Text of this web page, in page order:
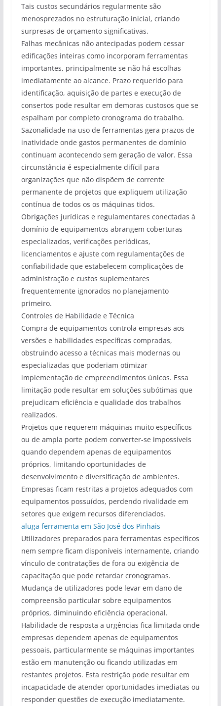
Tais custos secundários regularmente são
menosprezados no estruturação inicial, criando
surpresas de orçamento significativas.
Falhas mecânicas não antecipadas podem cessar
edificações inteiras como incorporam ferramentas
importantes, principalmente se não há escolhas
imediatamente ao alcance. Prazo requerido para
identificação, aquisição de partes e execução de
consertos pode resultar em demoras custosos que se
espalham por completo cronograma do trabalho.
Sazonalidade na uso de ferramentas gera prazos de
inatividade onde gastos permanentes de domínio
continuam acontecendo sem geração de valor. Essa
circunstância é especialmente difícil para
organizações que não dispõem de corrente
permanente de projetos que expliquem utilização
contínua de todos os os máquinas tidos.
Obrigações jurídicas e regulamentares conectadas à
domínio de equipamentos abrangem coberturas
especializados, verificações periódicas,
licenciamentos e ajuste com regulamentações de
confiabilidade que estabelecem complicações de
administração e custos suplementares
frequentemente ignorados no planejamento
primeiro.
Controles de Habilidade e Técnica
Compra de equipamentos controla empresas aos
versões e habilidades específicas compradas,
obstruindo acesso a técnicas mais modernas ou
especializadas que poderiam otimizar
implementação de empreendimentos únicos. Essa
limitação pode resultar em soluções subótimas que
prejudicam eficiência e qualidade dos trabalhos
realizados.
Projetos que requerem máquinas muito específicos
ou de ampla porte podem converter-se impossíveis
quando dependem apenas de equipamentos
próprios, limitando oportunidades de
desenvolvimento e diversificação de ambientes.
Empresas ficam restritas a projetos adequados com
equipamentos possuídos, perdendo rivalidade em
setores que exigem recursos diferenciados.
aluga ferramenta em São José dos Pinhais
Utilizadores preparados para ferramentas específicos
nem sempre ficam disponíveis internamente, criando
vínculo de contratações de fora ou exigência de
capacitação que pode retardar cronogramas.
Mudança de utilizadores pode levar em dano de
compreensão particular sobre equipamentos
próprios, diminuindo eficiência operacional.
Habilidade de resposta a urgências fica limitada onde
empresas dependem apenas de equipamentos
pessoais, particularmente se máquinas importantes
estão em manutenção ou ficando utilizadas em
restantes projetos. Esta restrição pode resultar em
incapacidade de atender oportunidades imediatas ou
responder questões de execução imediatamente.